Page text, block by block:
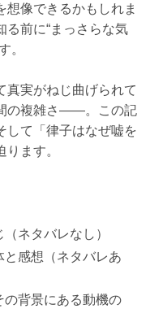
想像できるかもしれま
る前に“まっさらな気
。
真実がねじ曲げられて
の複雑さ――。この記
して「律子はなぜ嘘を
ます。
ネタバレなし）
感想（ネタバレあ
の背景にある動機の